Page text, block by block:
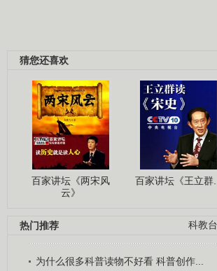
猜您还喜欢
百家讲坛《两宋风
云》
百家讲坛《王立群...
科教台
热门推荐
为什么很多科普读物不好看 科普创作...